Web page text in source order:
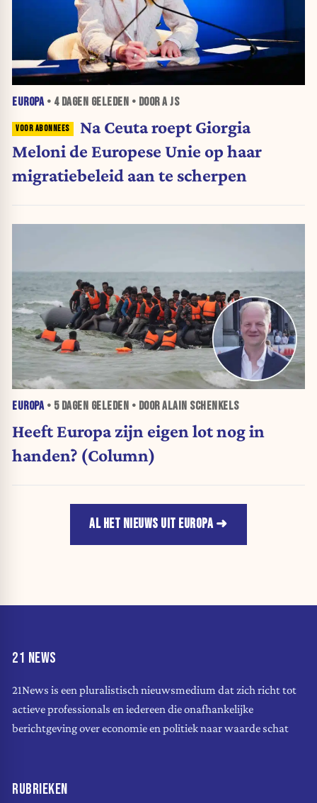
EUROPA• 4 DAGEN GELEDEN • DOOR A JS
Na Ceuta roept Giorgia
Meloni de Europese Unie op haar
migratiebeleid aan te scherpen
EUROPA• 5 DAGEN GELEDEN • DOOR ALAIN SCHENKELS
Heeft Europa zijn eigen lot nog in
handen? (Column)
AL HET NIEUWS UIT EUROPA
21 NEWS
21News is een pluralistisch nieuwsmedium dat zich richt tot
actieve professionals en iedereen die onafhankelijke
berichtgeving over economie en politiek naar waarde schat
RUBRIEKEN